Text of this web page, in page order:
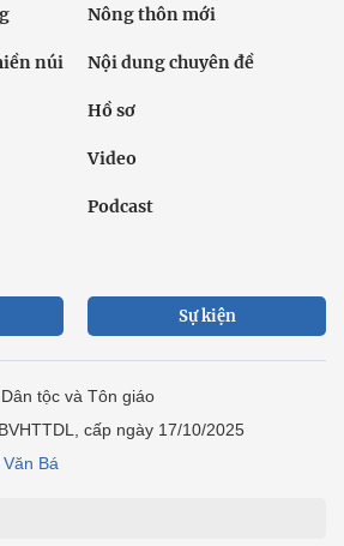
Nông thôn mới
núi Nội dung chuyên đề
Hồ sơ
Video
Podcast
Sự kiện
tộc và Tôn giáo
cấp ngày 17/10/2025
Bá